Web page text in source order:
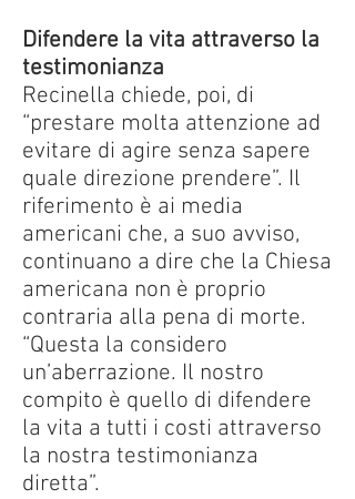
Difendere la vita attraverso la
testimonianza
Recinella chiede, poi, di
“prestare molta attenzione ad
evitare di agire senza sapere
quale direzione prendere”. Il
riferimento è ai media
americani che, a suo avviso,
continuano a dire che la Chiesa
americana non è proprio
contraria alla pena di morte.
“Questa la considero
un’aberrazione. Il nostro
compito è quello di difendere
la vita a tutti i costi attraverso
la nostra testimonianza
diretta”.